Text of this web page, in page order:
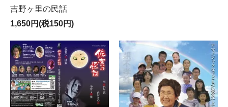
吉野ヶ里の民話
1,650円(税150円)